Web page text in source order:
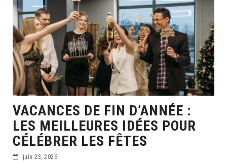
VACANCES DE FIN D’ANNÉE :
LES MEILLEURES IDÉES POUR
CÉLÉBRER LES FÊTES
juin 23, 2026